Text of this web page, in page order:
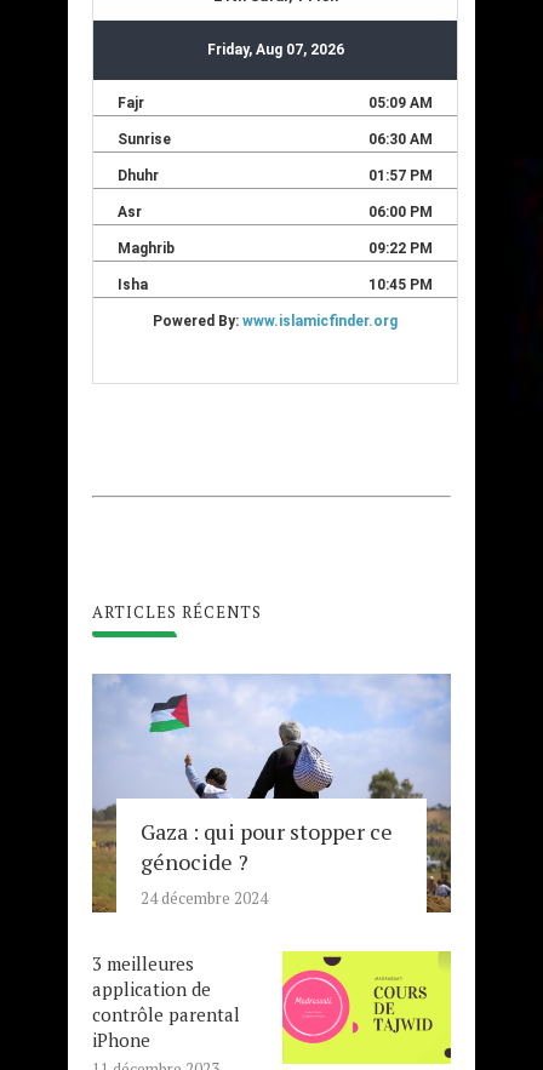
ARTICLES RÉCENTS
Gaza : qui pour stopper ce
génocide ?
24 décembre 2024
3 meilleures
application de
contrôle parental
iPhone